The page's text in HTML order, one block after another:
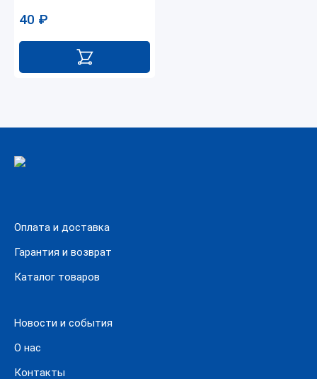
40 ₽
Оплата и доставка
Гарантия и возврат
Каталог товаров
Новости и события
О нас
Контакты